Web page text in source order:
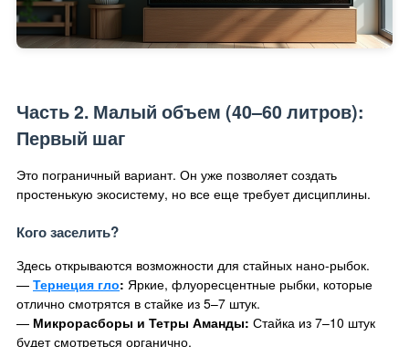
Часть 2. Малый объем (40–60 литров):
Первый шаг
Это пограничный вариант. Он уже позволяет создать
простенькую экосистему, но все еще требует дисциплины.
Кого заселить?
Здесь открываются возможности для стайных нано-рыбок.
— Тернеция гло: Яркие, флуоресцентные рыбки, которые
отлично смотрятся в стайке из 5–7 штук.
— Микрорасборы и Тетры Аманды: Стайка из 7–10 штук
будет смотреться органично.